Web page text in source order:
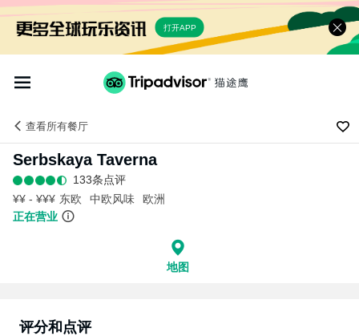
打开APP
查看所有餐厅
Serbskaya Taverna
133条点评
¥¥ - ¥¥¥ 东欧 中欧风味
欧洲
正在营业
地图
评分和点评